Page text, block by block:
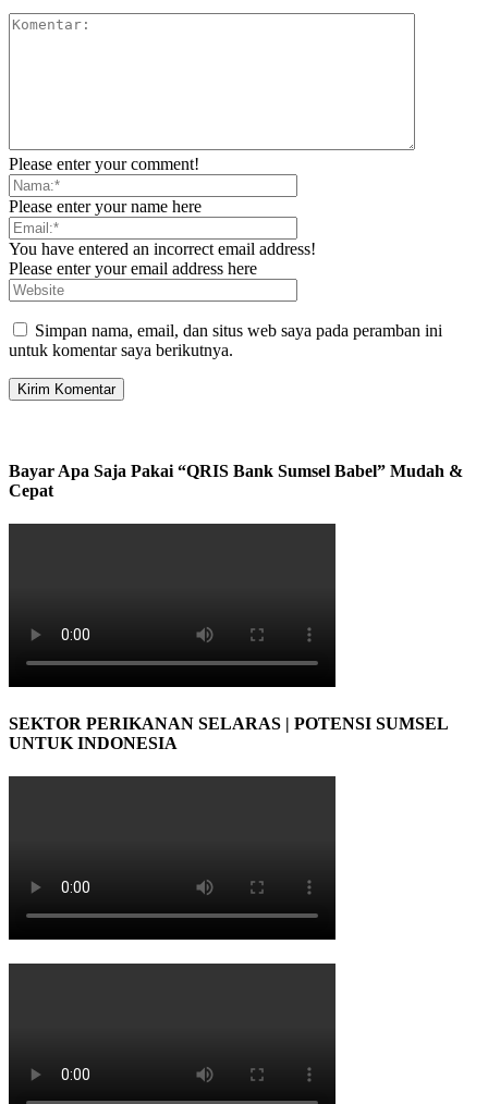
Please enter your comment!
Please enter your name here
You have entered an incorrect email address!
Please enter your email address here
Simpan nama, email, dan situs web saya pada peramban ini
untuk komentar saya berikutnya.
Bayar Apa Saja Pakai “QRIS Bank Sumsel Babel” Mudah &
Cepat
SEKTOR PERIKANAN SELARAS | POTENSI SUMSEL
UNTUK INDONESIA